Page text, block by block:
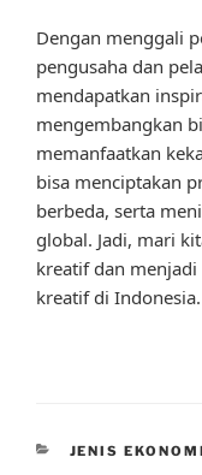
Dengan menggali
pengusaha dan
mendapatkan
mengembangkan
memanfaatkan
bisa menciptakan
berbeda, serta
global. Jadi, mari
kreatif dan
kreatif di Indonesia.
CATEGORIES
JENIS EKONOMI